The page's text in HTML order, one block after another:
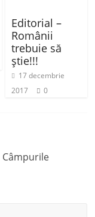
Editorial –
Românii
trebuie să
știe!!!
17 decembrie
2017
0
Câmpurile